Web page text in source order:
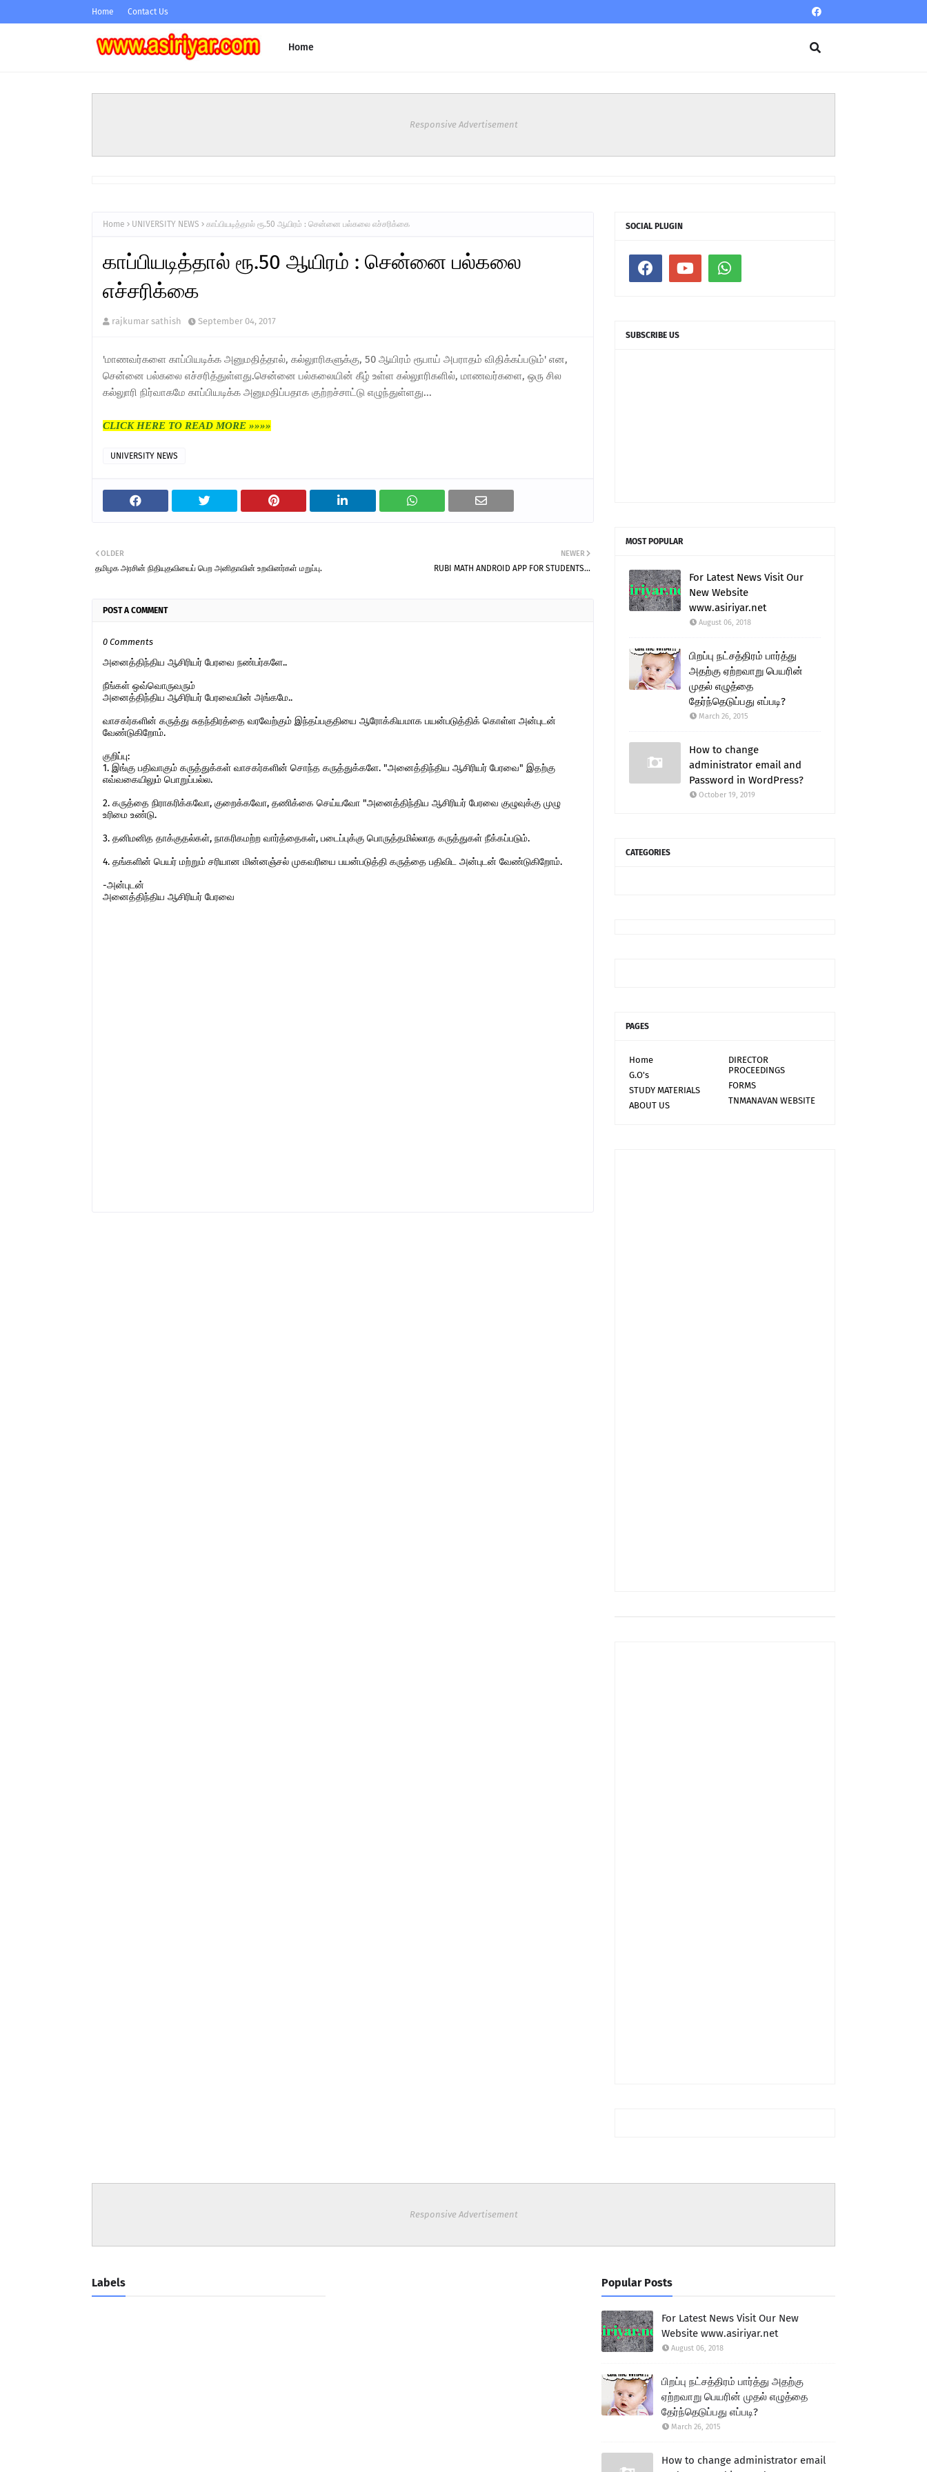
Home Contact Us
Home
Responsive Advertisement
Home UNIVERSITY NEWS காப்பியடித்தால் ரூ.50 ஆயிரம் : சென்னை பல்கலை எச்சரிக்கை
காப்பியடித்தால் ரூ.50 ஆயிரம் : சென்னை பல்கலை
எச்சரிக்கை
rajkumar sathish September 04, 2017
'மாணவர்களை காப்பியடிக்க அனுமதித்தால், கல்லுாரிகளுக்கு, 50 ஆயிரம் ரூபாய் அபராதம் விதிக்கப்படும்' என,
சென்னை பல்கலை எச்சரித்துள்ளது.சென்னை பல்கலையின் கீழ் உள்ள கல்லுாரிகளில், மாணவர்களை, ஒரு சில
கல்லுாரி நிர்வாகமே காப்பியடிக்க அனுமதிப்பதாக குற்றச்சாட்டு எழுந்துள்ளது...
CLICK HERE TO READ MORE »»»»
UNIVERSITY NEWS
NEWER
RUBI MATH ANDROID APP FOR STUDENTS...
OLDER
தமிழக அரசின் நிதியுதவியைப் பெற அனிதாவின் உறவினர்கள் மறுப்பு.
POST A COMMENT
0 Comments
அனைத்திந்திய ஆசிரியர் பேரவை நண்பர்களே..
நீங்கள் ஒவ்வொருவரும்
அனைத்திந்திய ஆசிரியர் பேரவையின் அங்கமே..
வாசகர்களின் கருத்து சுதந்திரத்தை வரவேற்கும் இந்தப்பகுதியை ஆரோக்கியமாக பயன்படுத்திக் கொள்ள அன்புடன்
வேண்டுகிறோம்.
குறிப்பு:
1. இங்கு பதிவாகும் கருத்துக்கள் வாசகர்களின் சொந்த கருத்துக்களே. "அனைத்திந்திய ஆசிரியர் பேரவை" இதற்கு
எவ்வகையிலும் பொறுப்பல்ல.
2. கருத்தை நிராகரிக்கவோ, குறைக்கவோ, தணிக்கை செய்யவோ "அனைத்திந்திய ஆசிரியர் பேரவை குழுவுக்கு முழு
உரிமை உண்டு.
3. தனிமனித தாக்குதல்கள், நாகரிகமற்ற வார்த்தைகள், படைப்புக்கு பொருத்தமில்லாத கருத்துகள் நீக்கப்படும்.
4. தங்களின் பெயர் மற்றும் சரியான மின்னஞ்சல் முகவரியை பயன்படுத்தி கருத்தை பதிவிட அன்புடன் வேண்டுகிறோம்.
-அன்புடன்
அனைத்திந்திய ஆசிரியர் பேரவை
SOCIAL PLUGIN
SUBSCRIBE US
MOST POPULAR
For Latest News Visit Our
New Website
www.asiriyar.net
August 06, 2018
பிறப்பு நட்சத்திரம் பார்த்து
அதற்கு ஏற்றவாறு பெயரின்
முதல் எழுத்தை
தேர்ந்தெடுப்பது எப்படி?
March 26, 2015
How to change
administrator email and
Password in WordPress?
October 19, 2019
CATEGORIES
PAGES
Home
DIRECTOR
PROCEEDINGS
G.O's
FORMS
STUDY MATERIALS
TNMANAVAN WEBSITE
ABOUT US
Responsive Advertisement
Labels Popular Posts
For Latest News Visit Our New
Website www.asiriyar.net
August 06, 2018
பிறப்பு நட்சத்திரம் பார்த்து அதற்கு
ஏற்றவாறு பெயரின் முதல் எழுத்தை
தேர்ந்தெடுப்பது எப்படி?
March 26, 2015
How to change administrator email